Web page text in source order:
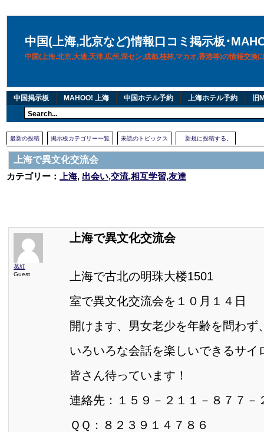
中国(上海,北京など)情報口コミ掲示板･
中国(上海,北京,大連,天津,広州,深セン,成都,桂林,マカオ,香港等)の情報交換
中国掲示板 MAHOO! 上海 中国ホテル予約 上海ホテル予約 旧
最新の投稿 掲示板カテゴリー一覧 未読のトピックス 新規に投稿する。
上海で異文化交流会
カテゴリー：
上海, 出会い,交流,相互学習,友達
葛紅
Guest
上海で異文化交流会
上海で古北の明珠大楼1501
室で異文化交流会を１０月１４日
開けます、男女老少を年齢を問わず
いろいろな会話を楽しいできるサイ
皆さん待っています！
連絡先：１５９－２１１－８７７－
ＱＱ：８２３９１４７８６